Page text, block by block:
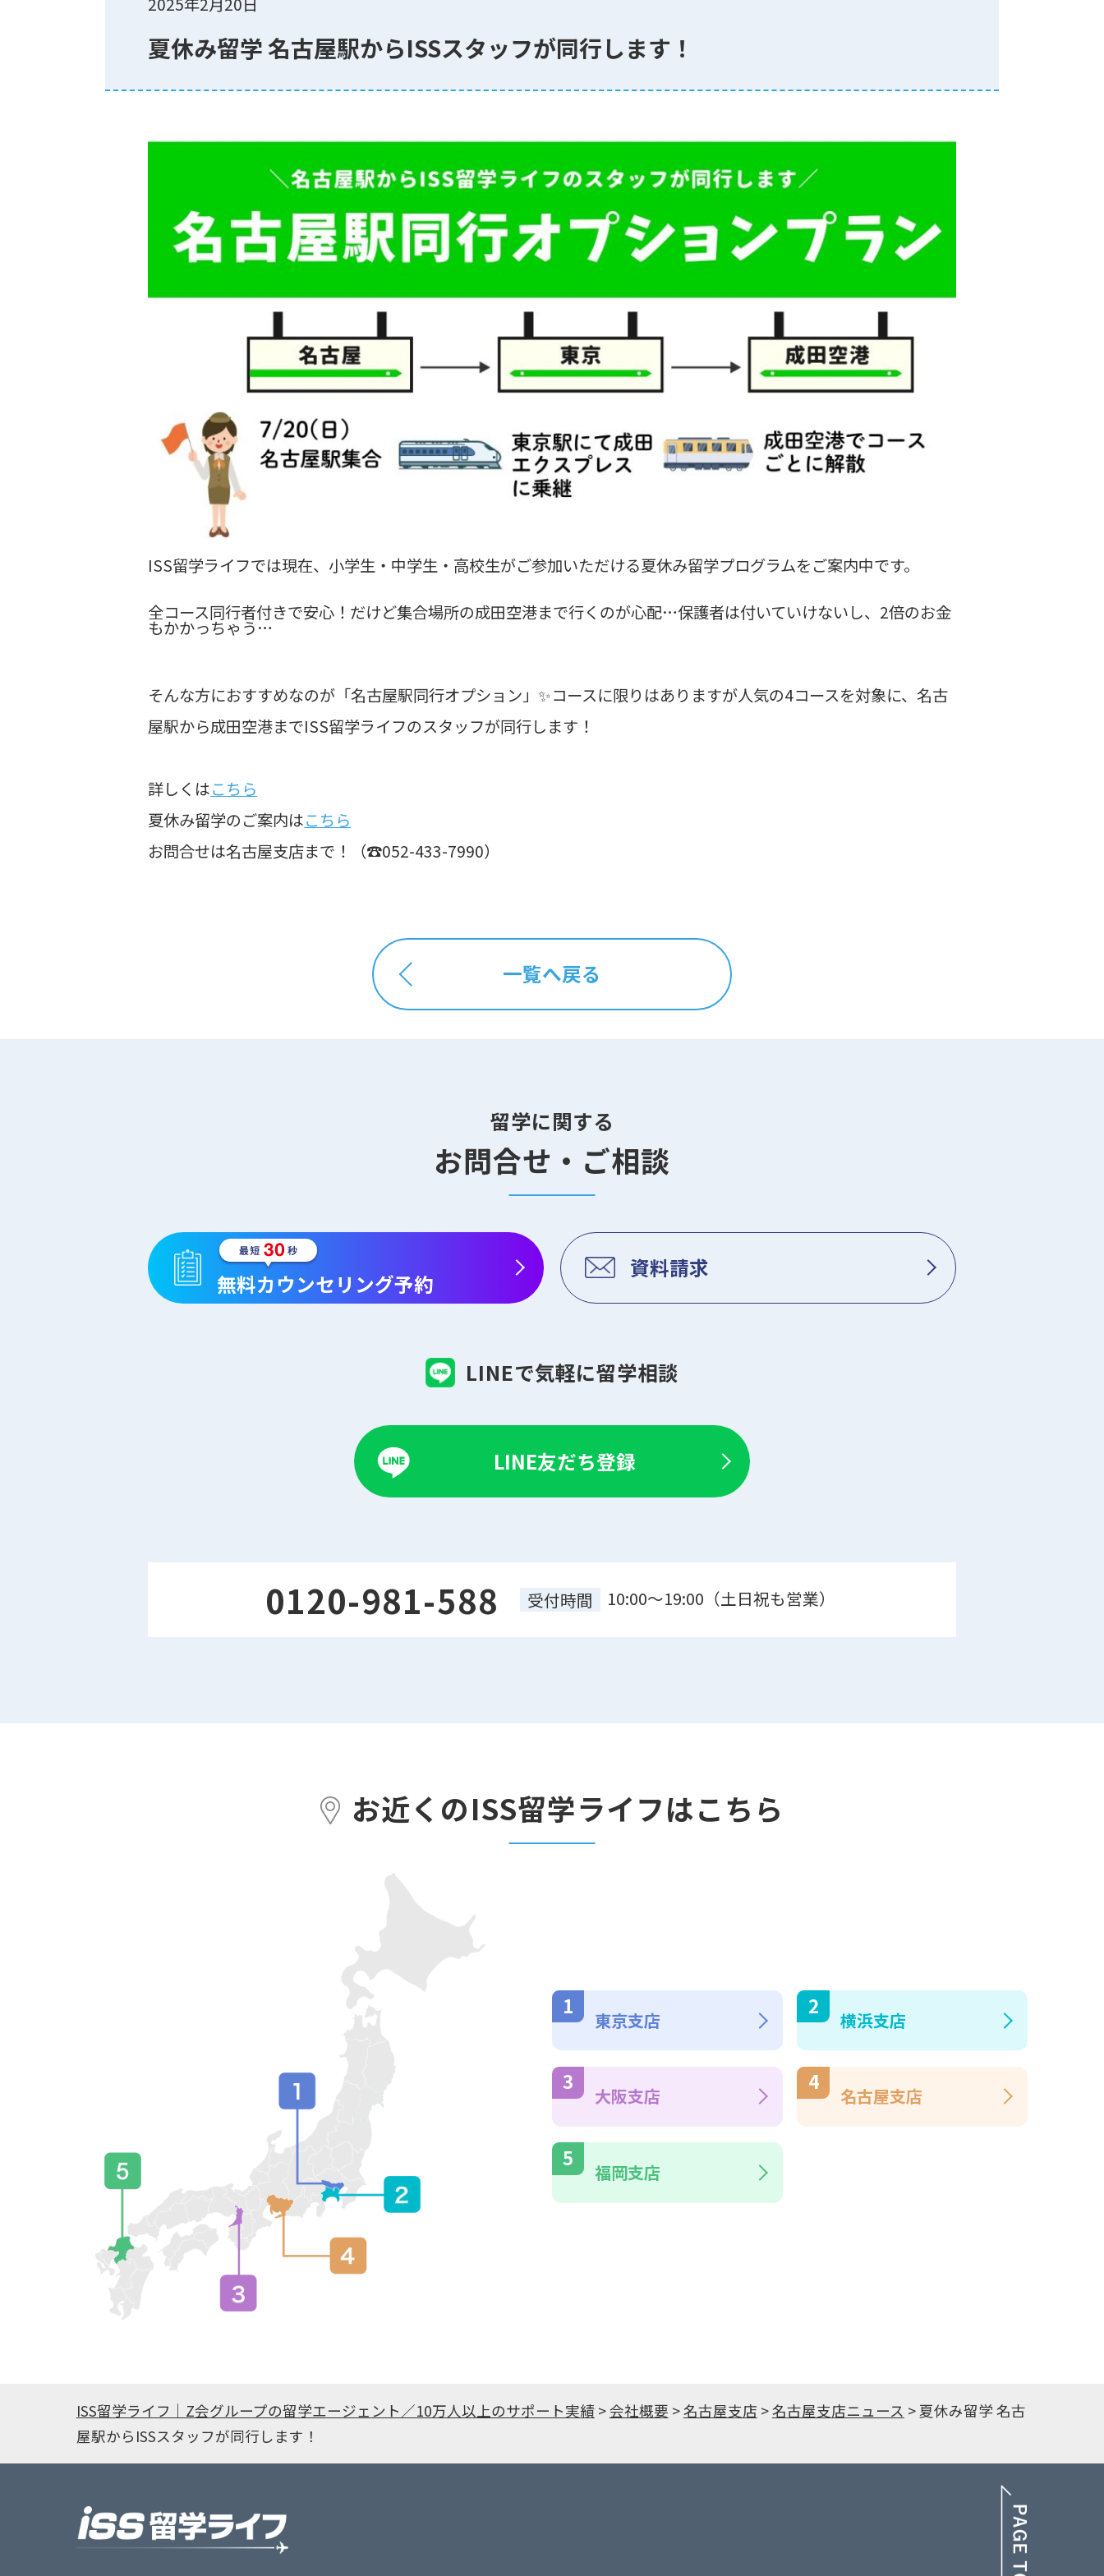
夏休み留学 名古屋駅からISSスタッフが同行します！
ISS留学ライフでは現在、小学生・中学生・高校生がご参加いただける夏休み留学プログラムをご案内中です。
全コース同行者付きで安心！だけど集合場所の成田空港まで行くのが心配…保護者は付いていけないし、2倍のお金
もかかっちゃう…
そんな方におすすめなのが「名古屋駅同行オプション」✨コースに限りはありますが人気の4コースを対象に、名古
屋駅から成田空港までISS留学ライフのスタッフが同行します！
詳しくはこちら
夏休み留学のご案内はこちら
お問合せは名古屋支店まで！（☎052-433-7990）
一覧へ戻る
留学に関する
お問合せ・ご相談
無料カウンセリング予約
資料請求
LINEで気軽に留学相談
LINE友だち登録
0120-981-588 受付時間 10:00～19:00（土日祝も営業）
お近くのISS留学ライフはこちら
東京支店 横浜支店
大阪支店 名古屋支店
福岡支店
ISS留学ライフ｜Z会グループの留学エージェント／10万人以上のサポート実績>会社概要 >名古屋支店 >名古屋支店ニュース >夏休み留学 名古
屋駅からISSスタッフが同行します！